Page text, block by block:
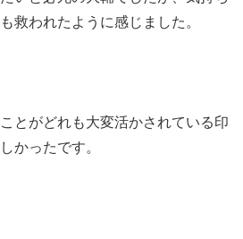
救われたように感じました。
とがどれも大変活かされている印
かったです。